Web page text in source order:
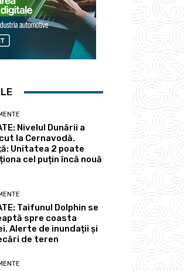
Nivelul Dunării a
la Cernavodă.
Unitatea 2 poate
cel puțin încă nouă
Taifunul Dolphin se
spre coasta
Alerte de inundații și
de teren